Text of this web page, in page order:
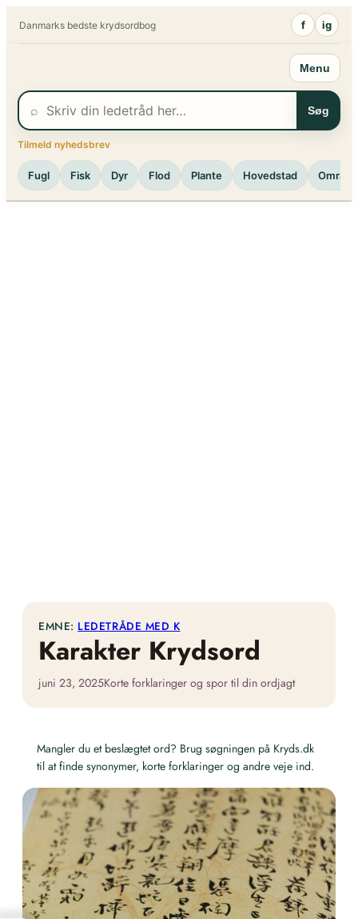
Danmarks bedste krydsordbog f ig
Menu
⌕ Søg
Tilmeld nyhedsbrev
Fugl Fisk Dyr Flod Plante Hovedstad Område
EMNE: LEDETRÅDE MED K
Karakter Krydsord
juni 23, 2025Korte forklaringer og spor til din ordjagt
Mangler du et beslægtet ord? Brug søgningen på Kryds.dk
til at finde synonymer, korte forklaringer og andre veje ind.